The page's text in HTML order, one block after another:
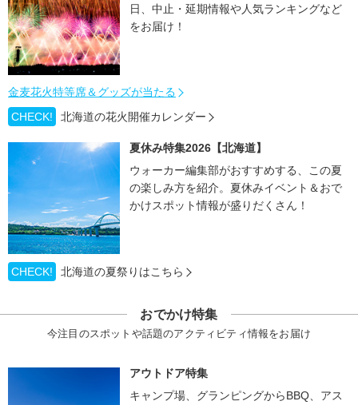
日、中止・延期情報や人気ランキングなど
をお届け！
金麦花火特等席＆グッズが当たる
CHECK!
北海道の花火開催カレンダー
夏休み特集2026【北海道】
ウォーカー編集部がおすすめする、この夏
の楽しみ方を紹介。夏休みイベント＆おで
かけスポット情報が盛りだくさん！
CHECK! 北海道の夏祭りはこちら
おでかけ特集
今注目のスポットや話題のアクティビティ情報をお届け
アウトドア特集
キャンプ場、グランピングからBBQ、アス